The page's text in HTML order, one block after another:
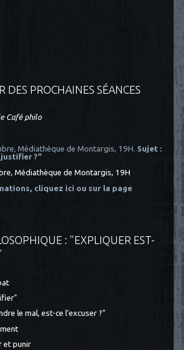
DES PROCHAINES SÉANCES
Café philo
Médiathèque de Montargis, 19H. Sujet :
?"
Médiathèque de Montargis, 19H
cliquez ici ou sur la page
: "EXPLIQUER EST-
le mal, est-ce l’excuser ?"
et punir